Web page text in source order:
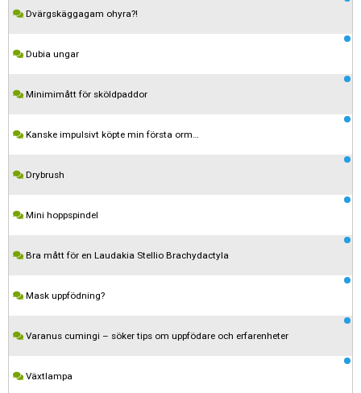
Dvärgskäggagam ohyra?!
Dubia ungar
Minimimått för sköldpaddor
Kanske impulsivt köpte min första orm…
Drybrush
Mini hoppspindel
Bra mått för en Laudakia Stellio Brachydactyla
Mask uppfödning?
Varanus cumingi – söker tips om uppfödare och erfarenheter
Växtlampa